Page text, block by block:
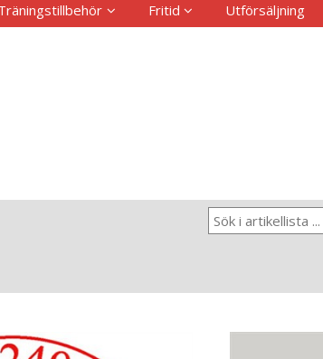
Fritid Utförsäljning